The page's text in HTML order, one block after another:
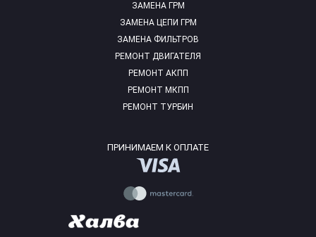
ЗАМЕНА ГРМ
ЗАМЕНА ЦЕПИ ГРМ
ЗАМЕНА ФИЛЬТРОВ
РЕМОНТ ДВИГАТЕЛЯ
РЕМОНТ АКПП
РЕМОНТ МКПП
РЕМОНТ ТУРБИН
ПРИНИМАЕМ К ОПЛАТЕ